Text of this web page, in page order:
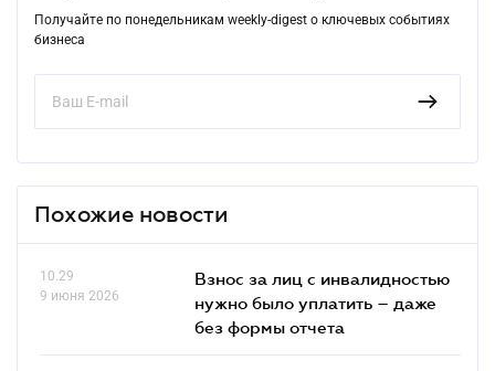
Получайте по понедельникам weekly-digest о ключевых событиях
бизнеса
Похожие новости
10.29
9 июня 2026
Взнос за лиц с инвалидностью
нужно было уплатить – даже
без формы отчета